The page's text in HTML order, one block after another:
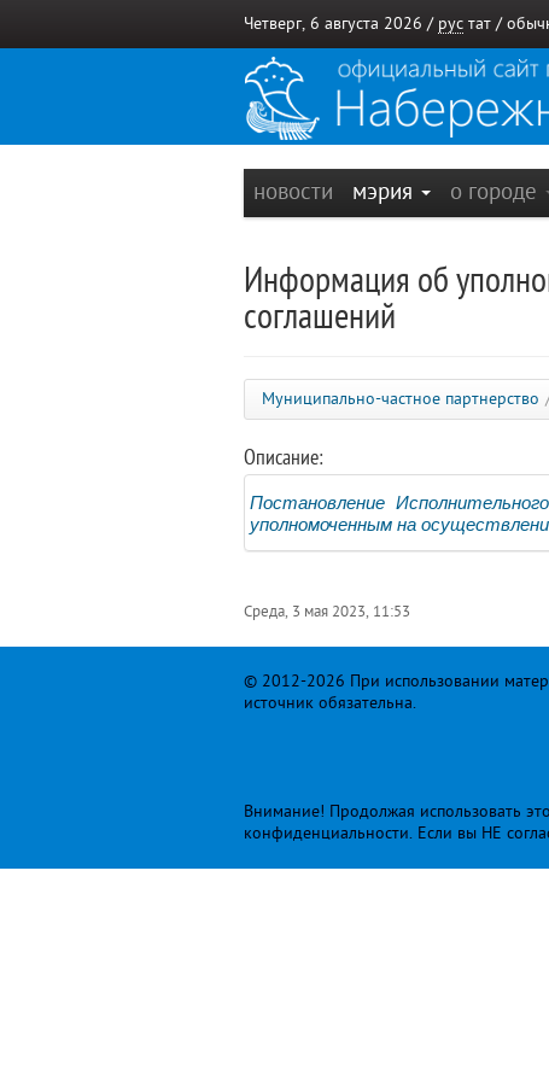
Четверг, 6 августа 2026 / рус тат /
новости мэрия о городе
Информация об
соглашений
Муниципально-частное партнерство
Описание:
Постановление
уполномоченным на
Среда, 3 мая 2023, 11:53
© 2012-2026 При использовании
источник обязательна.
Внимание! Продолжая использовать
конфиденциальности. Если вы НЕ